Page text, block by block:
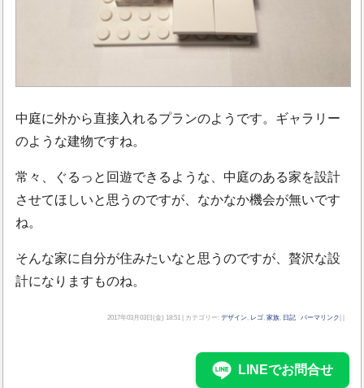
中庭に外から直接入れるプランのようです。ギャラリー
のような建物ですね。
常々、ぐるっと回遊できるような、中庭のある家を設計
させてほしいと思うのですが、なかなか機会が無いです
ね。
そんな家に自分が住みたいなと思うのですが、贅沢な設
計になりますものね。
2017年03月03日(金) 18:51 | カテゴリー: デザイン, レゴ, 家族, 日記 パーマリンク
LINEでお問合せ